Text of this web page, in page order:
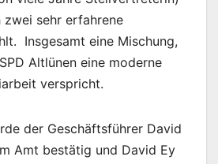
zwei sehr erfahrene
Insgesamt eine Mischung,
Altlünen eine moderne
verspricht.
der Geschäftsführer David
Amt bestätig und David Ey